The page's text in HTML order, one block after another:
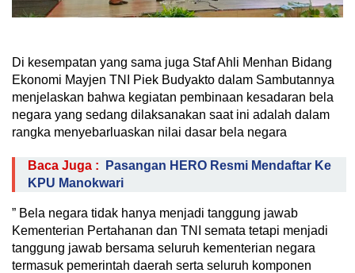
Di kesempatan yang sama juga Staf Ahli Menhan Bidang
Ekonomi Mayjen TNI Piek Budyakto dalam Sambutannya
menjelaskan bahwa kegiatan pembinaan kesadaran bela
negara yang sedang dilaksanakan saat ini adalah dalam
rangka menyebarluaskan nilai dasar bela negara
Baca Juga :
Pasangan HERO Resmi Mendaftar Ke
KPU Manokwari
” Bela negara tidak hanya menjadi tanggung jawab
Kementerian Pertahanan dan TNI semata tetapi menjadi
tanggung jawab bersama seluruh kementerian negara
termasuk pemerintah daerah serta seluruh komponen